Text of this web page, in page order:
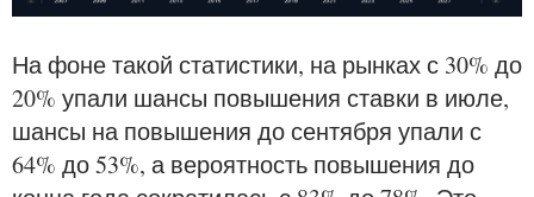
На фоне такой статистики, на рынках с 30% до
20% упали шансы повышения ставки в июле,
шансы на повышения до сентября упали с
64% до 53%, а вероятность повышения до